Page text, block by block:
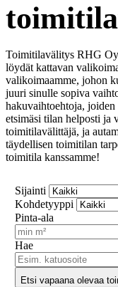
Toimitilavälitys RHG
löydät kattavan
valikoimaamme, johon
juuri sinulle sopiva
hakuvaihtoehtoja,
etsimäsi tilan helposti ja
toimitilavälittäjä, ja
täydellisen toimitilan
toimitila kanssamme!
Sijainti
Kohdetyyppi
Pinta-ala
Hae
Etsi vapaana olevaa